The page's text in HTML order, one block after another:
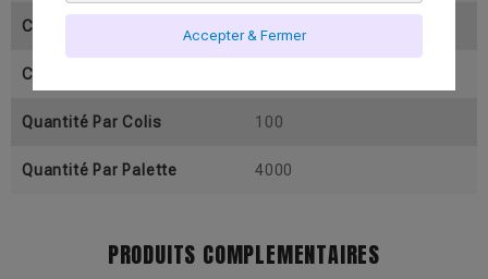
Contenance Utile ( En Cl)
Contenance Pleine (En Cl)
Quantité Par Colis 100
Quantité Par Palette 4000
PRODUITS COMPLEMENTAIRES
Accepter & Fermer